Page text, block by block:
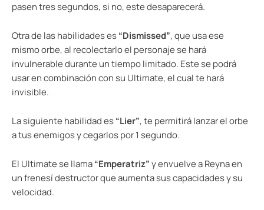
pasen tres segundos, si no, este desaparecerá.
Otra de las habilidades es“Dismissed”, que usa ese
mismo orbe, al recolectarlo el personaje se hará
invulnerable durante un tiempo limitado. Este se podrá
usar en combinación con su Ultimate, el cual te hará
invisible.
La siguiente habilidad es“Lier”, te permitirá lanzar el orbe
a tus enemigos y cegarlos por 1 segundo.
El Ultimate se llama“Emperatriz”y envuelve a Reyna en
un frenesí destructor que aumenta sus capacidades y su
velocidad.